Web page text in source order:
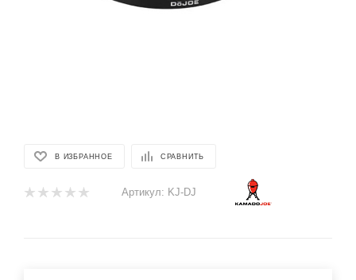
В ИЗБРАННОЕ СРАВНИТЬ
Артикул: KJ-DJ